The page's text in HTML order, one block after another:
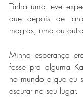
Tinha uma leve
que depois de
magras, uma ou
Minha esperança
fosse pra alguma
no mundo e que eu
escutar no seu lugar.